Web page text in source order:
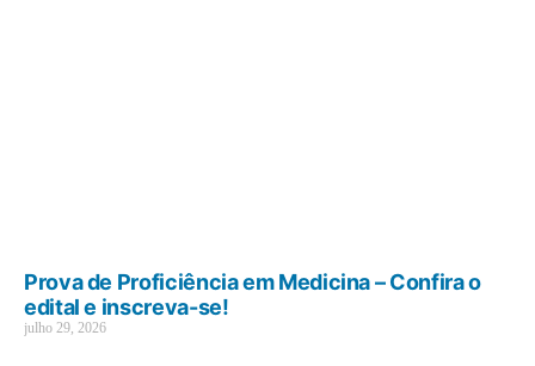
Prova de Proficiência em Medicina – Confira o
edital e inscreva-se!
julho 29, 2026